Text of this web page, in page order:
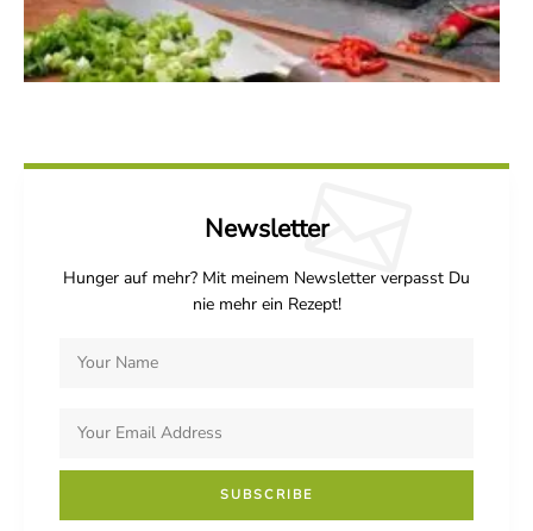
Newsletter
Hunger auf mehr? Mit meinem Newsletter verpasst Du
nie mehr ein Rezept!